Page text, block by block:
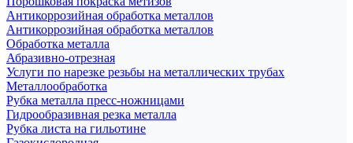
Антикоррозийная обработка металлов
Антикоррозийная обработка металлов
Обработка металла
Абразивно-отрезная
Услуги по нарезке резьбы на металлических трубах
Металлообработка
Рубка металла пресс-ножницами
Гидрообразивная резка металла
Рубка листа на гильотине